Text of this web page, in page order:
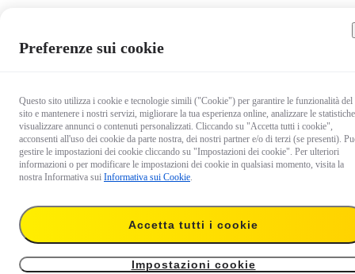
9,99 €
Cavo Insta360 Ace Pro/Insta360 Ace di tipo C a tipo C
Avvisami
Preferenze sui cookie
Questo sito utilizza i cookie e tecnologie simili ("Cookie") per garantire le funzionalità del
sito e mantenere i nostri servizi, migliorare la tua esperienza online, analizzare le
visualizzare annunci o contenuti personalizzati. Cliccando su "Accetta tutti i cookie",
acconsenti all'uso dei cookie da parte nostra, dei nostri partner e/o di terzi (se presenti).
gestire le impostazioni dei cookie cliccando su "Impostazioni dei cookie". Per ulteriori
informazioni o per modificare le impostazioni dei cookie in qualsiasi momento, visita la
nostra Informativa sui Informativa sui Cookie.
Accetta tutti i cookie
Impostazioni cookie